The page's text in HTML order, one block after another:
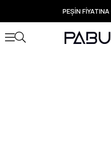
PEŞİN
TÜM
Yeni Sezon
Seçili